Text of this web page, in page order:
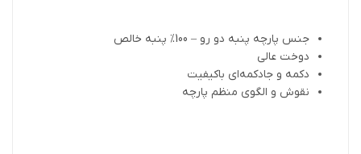
جنس پارچه پنبه دو رو – 100% پنبه خالص
دوخت عالی
دکمه و جادکمه‌ای باکیفیت
نقوش و الگوی منظم پارچه